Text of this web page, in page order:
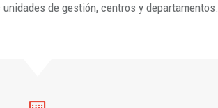
de gestión, centros y departamentos.